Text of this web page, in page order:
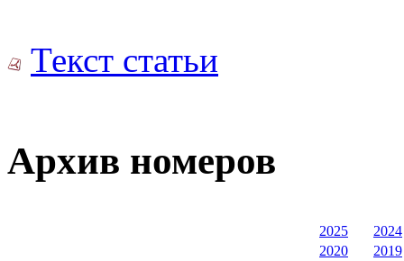
Текст статьи
Архив номеров
2025
2024
2020
2019